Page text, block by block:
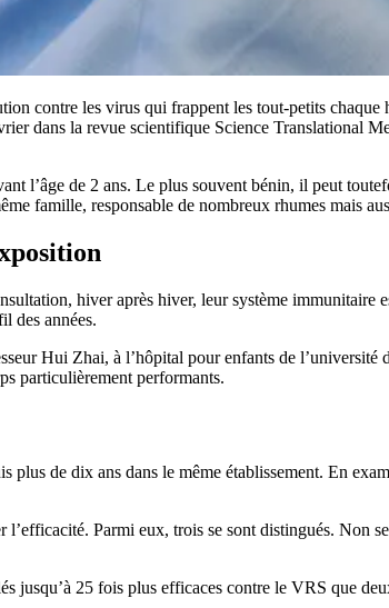
contre les virus qui frappent les tout-petits
dans la revue scientifique Science Translational
l’âge de 2 ans. Le plus souvent bénin, il peut
famille, responsable de nombreux rhumes mais
hiver après hiver, leur système
des années.
Hui Zhai, à l’hôpital pour enfants de l’université
particulièrement performants.
plus de dix ans dans le même établissement. En
Parmi eux, trois se sont distingués. Non
jusqu’à 25 fois plus efficaces contre le VRS que